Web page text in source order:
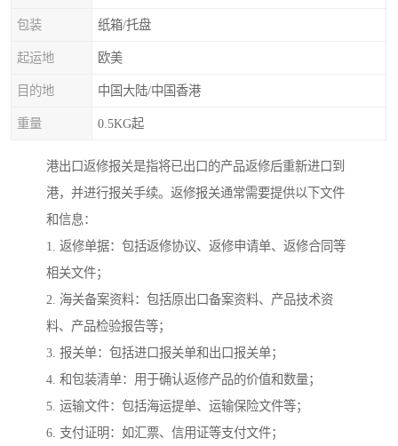
包装 纸箱/托盘
起运地 欧美
目的地 中国大陆/中国香港
重量 0.5KG起
港出口返修报关是指将已出口的产品返修后重新进口到
港，并进行报关手续。返修报关通常需要提供以下文件
和信息：
1. 返修单据：包括返修协议、返修申请单、返修合同等
相关文件；
2. 海关备案资料：包括原出口备案资料、产品技术资
料、产品检验报告等；
3. 报关单：包括进口报关单和出口报关单；
4. 和包装清单：用于确认返修产品的价值和数量；
5. 运输文件：包括海运提单、运输保险文件等；
6. 支付证明：如汇票、信用证等支付文件；